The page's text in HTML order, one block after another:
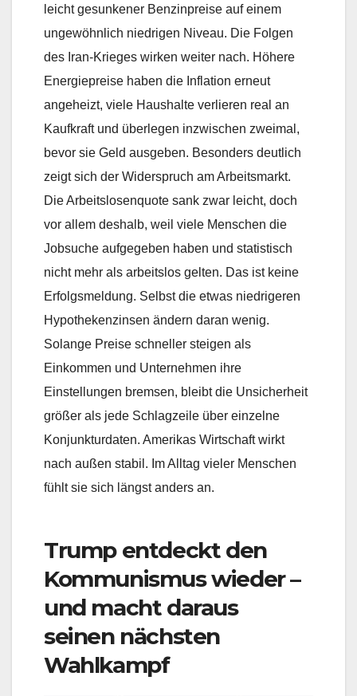
leicht gesunkener Benzinpreise auf einem
ungewöhnlich niedrigen Niveau. Die Folgen
des Iran-Krieges wirken weiter nach. Höhere
Energiepreise haben die Inflation erneut
angeheizt, viele Haushalte verlieren real an
Kaufkraft und überlegen inzwischen zweimal,
bevor sie Geld ausgeben. Besonders deutlich
zeigt sich der Widerspruch am Arbeitsmarkt.
Die Arbeitslosenquote sank zwar leicht, doch
vor allem deshalb, weil viele Menschen die
Jobsuche aufgegeben haben und statistisch
nicht mehr als arbeitslos gelten. Das ist keine
Erfolgsmeldung. Selbst die etwas niedrigeren
Hypothekenzinsen ändern daran wenig.
Solange Preise schneller steigen als
Einkommen und Unternehmen ihre
Einstellungen bremsen, bleibt die Unsicherheit
größer als jede Schlagzeile über einzelne
Konjunkturdaten. Amerikas Wirtschaft wirkt
nach außen stabil. Im Alltag vieler Menschen
fühlt sie sich längst anders an.
Trump entdeckt den
Kommunismus wieder –
und macht daraus
seinen nächsten
Wahlkampf